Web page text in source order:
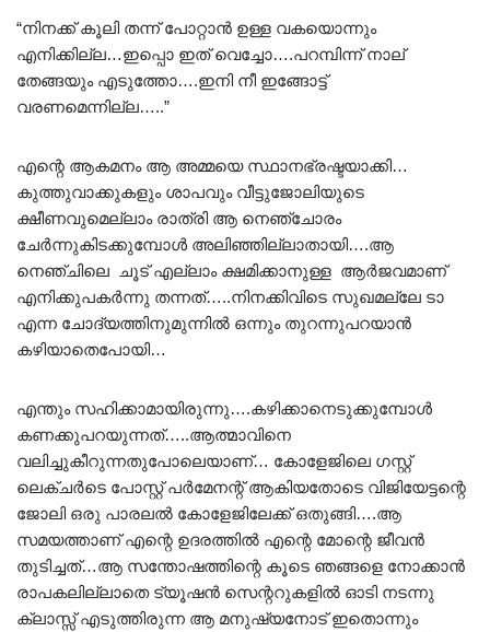
“നിനക്ക് കൂലി തന്ന് പോറ്റാൻ ഉള്ള വകയൊന്നും
എനിക്കില്ല…ഇപ്പൊ ഇത് വെച്ചോ….പറമ്പിന്ന് നാല്
തേങ്ങയും എടുത്തോ….ഇനി നീ ഇങ്ങോട്ട്
വരണമെന്നില്ല…..”
എന്റെ ആകമനം ആ അമ്മയെ സ്ഥാനഭ്രഷ്ടയാക്കി…
കുത്തുവാക്കുകളും ശാപവും വീട്ടുജോലിയുടെ
ക്ഷീണവുമെല്ലാം രാത്രി ആ നെഞ്ചോരം
ചേർന്നുകിടക്കുമ്പോൾ അലിഞ്ഞില്ലാതായി….ആ
നെഞ്ചിലെ ചൂട് എല്ലാം ക്ഷമിക്കാനുള്ള ആർജവമാണ്
എനിക്കുപകർന്നു തന്നത്…..നിനക്കിവിടെ സുഖമല്ലേ ടാ
എന്ന ചോദ്യത്തിനുമുന്നിൽ ഒന്നും തുറന്നുപറയാൻ
കഴിയാതെപോയി…
എന്തും സഹിക്കാമായിരുന്നു….കഴിക്കാനെടുക്കുമ്പോൾ
കണക്കുപറയുന്നത്…..ആത്മാവിനെ
വലിച്ചുകീറുന്നതുപോലെയാണ്… കോളേജിലെ ഗസ്റ്റ്
ലെക്ചർടെ പോസ്റ്റ് പർമേനന്റ് ആകിയതോടെ വിജിയേട്ടന്റെ
ജോലി ഒരു പാരലൽ കോളേജിലേക്ക് ഒതുങ്ങി….ആ
സമയത്താണ് എന്റെ ഉദരത്തിൽ എന്റെ മോന്റെ ജീവൻ
തുടിച്ചത്…ആ സന്തോഷത്തിന്റെ കൂടെ ഞങ്ങളെ നോക്കാൻ
രാപകലില്ലാതെ ട്യൂഷൻ സെന്ററുകളിൽ ഓടി നടന്നു
ക്ലാസ്സ് എടുത്തിരുന്ന ആ മനുഷ്യനോട് ഇതൊന്നും